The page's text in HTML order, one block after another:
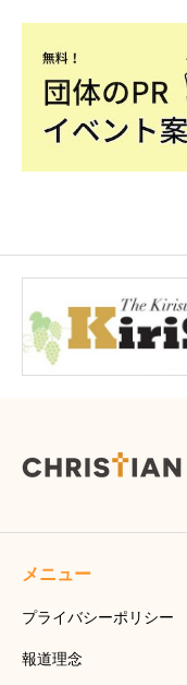
メニュー
プライバシーポリシー
報道理念